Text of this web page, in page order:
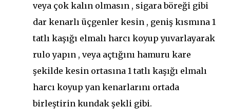
veya çok kalın olmasın , sigara böreği gibi
dar kenarlı üçgenler kesin , geniş kısmına 1
tatlı kaşığı elmalı harcı koyup yuvarlayarak
rulo yapın , veya açtığını hamuru kare
şekilde kesin ortasına 1 tatlı kaşığı elmalı
harcı koyup yan kenarlarını ortada
birleştirin kundak şekli gibi.